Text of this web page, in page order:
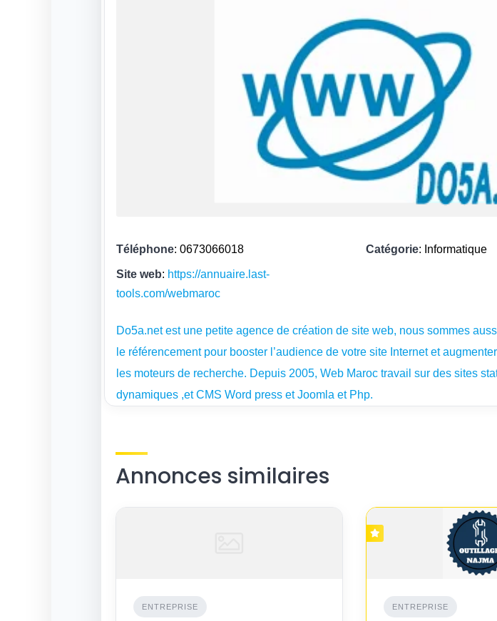
Téléphone: 0673066018 Catégorie: Informatique
Site web: https://annuaire.last-
tools.com/webmaroc
Do5a.net est une petite agence de création de site web, nous sommes
le référencement pour booster l’audience de votre site Internet et
les moteurs de recherche. Depuis 2005, Web Maroc travail sur des sites
dynamiques ,et CMS Word press et Joomla et Php.
Annonces similaires
ENTREPRISE ENTREPRISE